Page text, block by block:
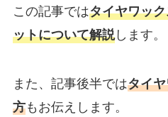
この記事ではタイヤワッ
ットについて解説します。
また、記事後半ではタイ
方もお伝えします。